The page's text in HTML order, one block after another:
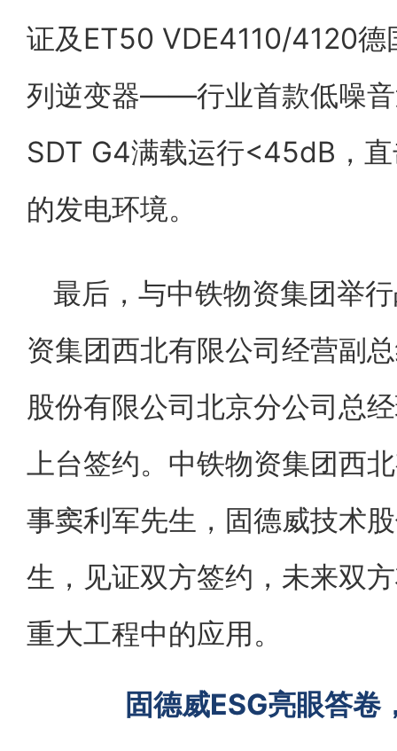
证及ET50 VDE4110/4120
列逆变器——行业首款低噪
SDT G4满载运行<45dB，
的发电环境。
最后，与中铁物资集团举
资集团西北有限公司经营副
股份有限公司北京分公司总
上台签约。中铁物资集团西
事窦利军先生，固德威技术
生，见证双方签约，未来双
重大工程中的应用。
固德威ESG亮眼答